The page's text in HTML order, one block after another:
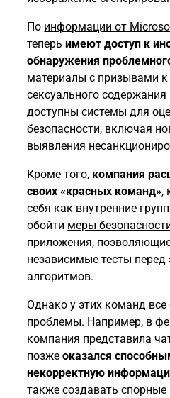
По информации от
теперьимеют доступ к
обнаружения
материалы с призывами к
сексуального
доступны системы для
безопасности, включая
выявления
Кроме того, компания
своих «красных команд»,
себя как внутренние
обойти меры
приложения,
независимые тесты
алгоритмов.
Однако у этих команд
проблемы. Например, в
компания представила
позжеоказался
некорректную
также создавать